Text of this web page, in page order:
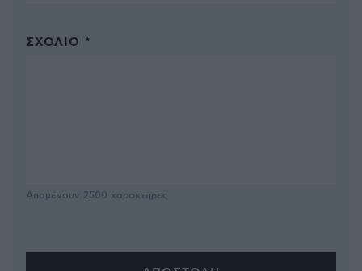
ΣΧΌΛΙΟ *
Απομένουν 2500 χαρακτήρες